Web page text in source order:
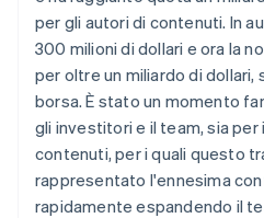
per gli autori di contenuti. In
300 milioni di dollari e ora la
per oltre un miliardo di
borsa. È stato un momento
gli investitori e il team, sia per
contenuti, per i quali questo
rappresentato l'ennesima
rapidamente espandendo il